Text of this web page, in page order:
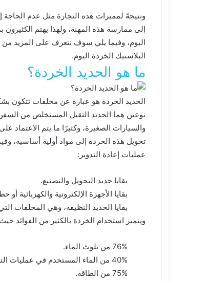
ونتيجةً لمميزات هذه التجارة مثل عدم الحاجة
إلى ممارسة هذه المهنة، ولهذا يهتم
اليوم، وفيما يلي سوف نتعرف على المزيد من
البلاستيك الخردة اليوم.
ما هو الحديد الخردة؟
نوعين هما الحديد الثقيل المستخلص من
والسيارات الصغيرة، وكثيرًا ما يتم الاعتماد
تحويل هذه الخردة إلى مواد أولية أساسية،
عمليات إعادة التدوير:
بقايا حديد التحويل والتصنيع.
بقايا الأجهزة الإلكترونية والكهربائية أو
بقايا الحديد النظيفة، وهي المخلفات
ويتميز استخدام الخردة بالكثير من الفوائد
76% من تلوث الماء.
40% من الماء المستخدم في عمليات التصنيع.
75% من الطاقة.